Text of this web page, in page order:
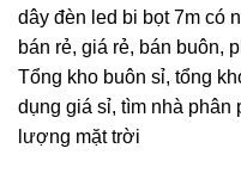
dây đèn led bi bọt 7m có
bán rẻ, giá rẻ, bán buôn,
Tổng kho buôn sỉ, tổng
dụng giá sỉ, tìm nhà phân
lượng mặt trời